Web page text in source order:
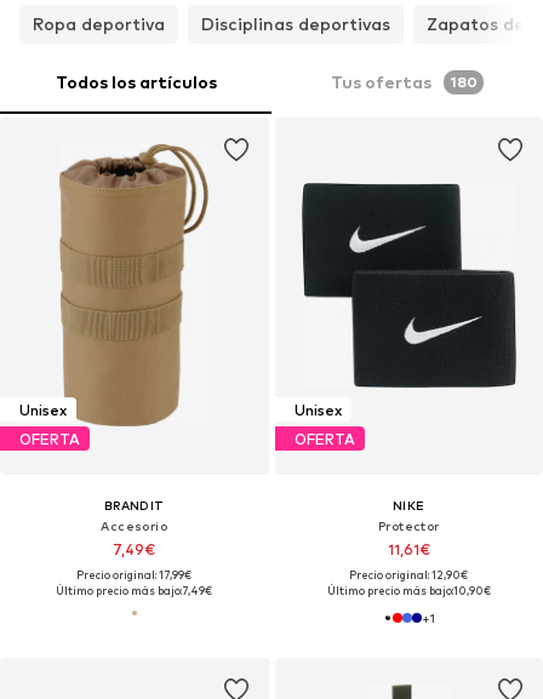
Ropa deportiva
Disciplinas deportivas Zapatos
Todos los artículos Tus ofertas 180
Unisex
OFERTA
BRANDIT
Accesorio
7,49€
Precio original: 17,99€
Último precio más bajo:7,49€
Unisex
OFERTA
NIKE
Protector
11,61€
Precio original: 12,90€
Último precio más bajo:10,90€
+1